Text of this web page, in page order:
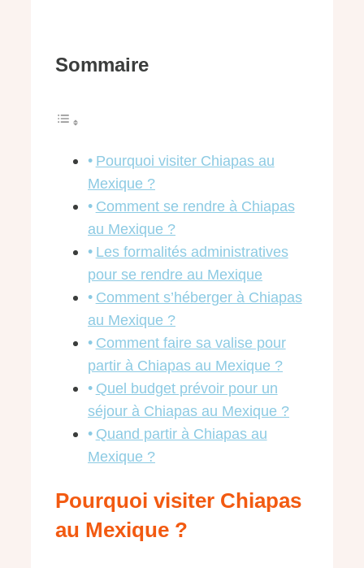
Sommaire
Pourquoi visiter Chiapas au
Mexique ?
Comment se rendre à Chiapas
au Mexique ?
Les formalités administratives
pour se rendre au Mexique
Comment s’héberger à Chiapas
au Mexique ?
Comment faire sa valise pour
partir à Chiapas au Mexique ?
Quel budget prévoir pour un
séjour à Chiapas au Mexique ?
Quand partir à Chiapas au
Mexique ?
Pourquoi visiter Chiapas
au Mexique ?